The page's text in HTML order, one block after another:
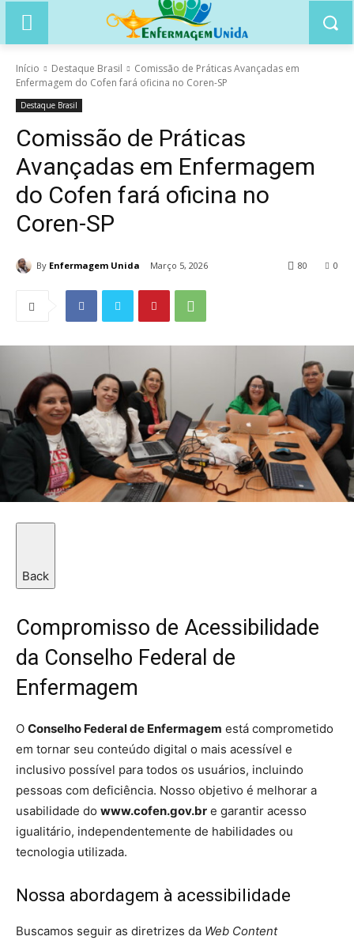
Início Destaque Brasil
Comissão de Práticas Avançadas em
Enfermagem do Cofen fará oficina no Coren-SP
Destaque Brasil
Comissão de Práticas
Avançadas em Enfermagem
do Cofen fará oficina no
Coren-SP
By Enfermagem Unida Março 5, 2026 0
80
Back
Compromisso de Acessibilidade
da Conselho Federal de
Enfermagem
O Conselho Federal de Enfermagem está comprometido
em tornar seu conteúdo digital o mais acessível e
inclusivo possível para todos os usuários, incluindo
pessoas com deficiência. Nosso objetivo é melhorar a
usabilidade do www.cofen.gov.br e garantir acesso
igualitário, independentemente de habilidades ou
tecnologia utilizada.
Nossa abordagem à acessibilidade
Buscamos seguir as diretrizes da Web Content